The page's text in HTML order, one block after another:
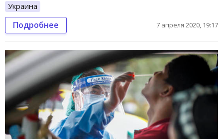
Украина
Подробнее 7 апреля 2020, 19:17